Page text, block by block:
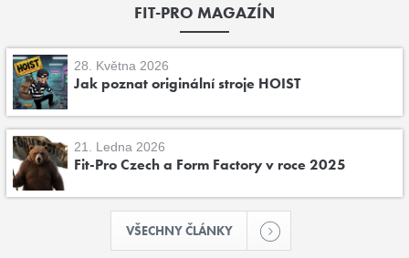
FIT-PRO MAGAZÍN
28. Května 2026
Jak poznat originální stroje HOIST
21. Ledna 2026
Fit-Pro Czech a Form Factory v roce 2025
VŠECHNY ČLÁNKY